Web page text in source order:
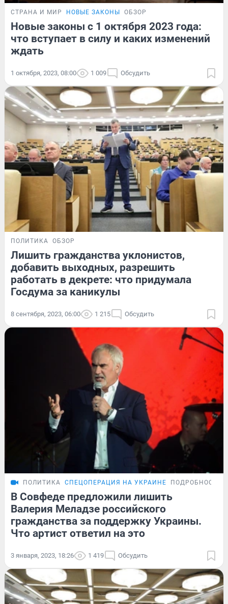
СТРАНА И МИР НОВЫЕ ЗАКОНЫ ОБЗОР
Новые законы с 1 октября 2023 года:
что вступает в силу и каких изменений
ждать
1 октября, 2023, 08:00 1 009 Обсудить
ПОЛИТИКА ОБЗОР
Лишить гражданства уклонистов,
добавить выходных, разрешить
работать в декрете: что придумала
Госдума за каникулы
8 сентября, 2023, 06:00 1 215 Обсудить
ПОЛИТИКА СПЕЦОПЕРАЦИЯ НА УКРАИНЕ ПОДРОБНОСТИ
В Совфеде предложили лишить
Валерия Меладзе российского
гражданства за поддержку Украины.
Что артист ответил на это
3 января, 2023, 18:26 1 419 Обсудить